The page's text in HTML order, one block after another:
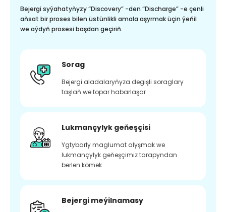
Bejergi syýahatyňyzy “Discovery” -den “Discharge” -e çenli
aňsat bir proses bilen üstünlikli amala aşyrmak üçin ýeňil
we aýdyň prosesi başdan geçiriň.
Sorag
Bejergi aladalaryňyza degişli soraglary
taşlaň we topar habarlaşar
Lukmançylyk geňeşçisi
Ygtybarly maglumat alyşmak we
lukmançylyk geňeşçimiz tarapyndan
berlen kömek
Bejergi meýilnamasy